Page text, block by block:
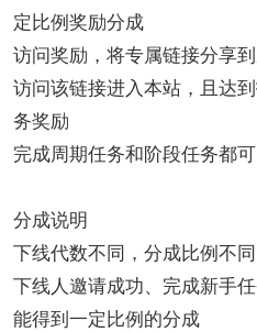
定比例奖励分成
访问奖励，将专属链接分享
访问该链接进入本站，且达
务奖励
完成周期任务和阶段任务都
分成说明
下线代数不同，分成比例不同
下线人邀请成功、完成新手
能得到一定比例的分成